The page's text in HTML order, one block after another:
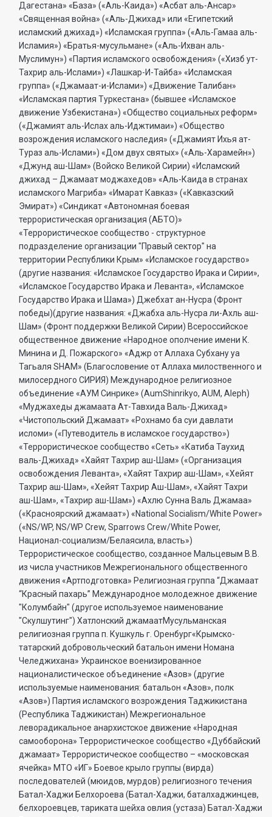
Дагестана» «База» («Аль-Каида») «Асбат аль-Ансар»
«Священная война» («Аль-Джихад» или «Египетский
исламский джихад») «Исламская группа» («Аль-Гамаа аль-
Исламия») «Братья-мусульмане» («Аль-Ихван аль-
Муслимун») «Партия исламского освобождения» («Хизб ут-
Тахрир аль-Ислами») «Лашкар-И-Тайба» «Исламская
группа» («Джамаат-и-Ислами») «Движение Талибан»
«Исламская партия Туркестана» (бывшее «Исламское
движение Узбекистана») «Общество социальных реформ»
(«Джамият аль-Ислах аль-Иджтимаи») «Общество
возрождения исламского наследия» («Джамият Ихья ат-
Тураз аль-Ислами») «Дом двух святых» («Аль-Харамейн»)
«Джунд аш-Шам» (Войско Великой Сирии) «Исламский
джихад – Джамаат моджахедов» «Аль-Каида в странах
исламского Магриба» «Имарат Кавказ» («Кавказский
Эмират») «Синдикат «Автономная боевая
террористическая организация (АБТО)»
«Террористическое сообщество - структурное
подразделение организации "Правый сектор" на
территории Республики Крым» «Исламское государство»
(другие названия: «Исламское Государство Ирака и Сирии»,
«Исламское Государство Ирака и Леванта», «Исламское
Государство Ирака и Шама») Джебхат ан-Нусра (Фронт
победы)(другие названия: «Джабха аль-Нусра ли-Ахль аш-
Шам» (Фронт поддержки Великой Сирии) Всероссийское
общественное движение «Народное ополчение имени К.
Минина и Д. Пожарского» «Аджр от Аллаха Субхану уа
Тагьаля SHAM» (Благословение от Аллаха милоственного и
милосердного СИРИЯ) Международное религиозное
объединение «АУМ Синрике» (AumShinrikyo, AUM, Aleph)
«Муджахеды джамаата Ат-Тавхида Валь-Джихад»
«Чистопольский Джамаат» «Рохнамо ба суи давлати
исломи» («Путеводитель в исламское государство»)
«Террористическое сообщество «Сеть» «Катиба Таухид
валь-Джихад» «Хайят Тахрир аш-Шам» («Организация
освобождения Леванта», «Хайят Тахрир аш-Шам», «Хейят
Тахрир аш-Шам», «Хейят Тахрир Аш-Шам», «Хайят Тахри
аш-Шам», «Тахрир аш-Шам») «Ахлю Сунна Валь Джамаа»
(«Красноярский джамаат») «National Socialism/White Power»
(«NS/WP, NS/WP Crew, Sparrows Crew/White Power,
Национал-социализм/Белаясила, власть»)
Террористическое сообщество, созданное Мальцевым В.В.
из числа участников Межрегионального общественного
движения «Артподготовка» Религиозная группа “Джамаат
“Красный пахарь” Международное молодежное движение
"Колумбайн" (другое используемое наименование
"Скулшутинг") Хатлонский джамаатМусульманская
религиозная группа п. Кушкуль г. Оренбург«Крымско-
татарский добровольческий батальон имени Номана
Челеджихана» Украинское военизированное
националистическое объединение «Азов» (другие
используемые наименования: батальон «Азов», полк
«Азов») Партия исламского возрождения Таджикистана
(Республика Таджикистан) Межрегиональное
леворадикальное анархистское движение «Народная
самооборона» Террористическое сообщество «Дуббайский
джамаат» Террористическое сообщество – «московская
ячейка» МТО «ИГ» Боевое крыло группы (вирда)
последователей (мюидов, мурдов) религиозного течения
Батал-Хаджи Белхороева (Батал-Хаджи, баталхаджинцев,
белхороевцев, тариката шейха овлия (устаза) Батал-Хаджи